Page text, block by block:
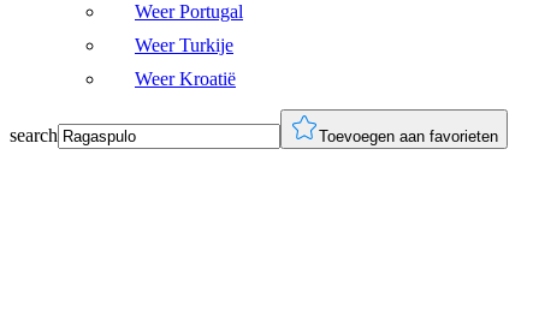
Weer Portugal
Weer Turkije
Weer Kroatië
search Toevoegen aan favorieten